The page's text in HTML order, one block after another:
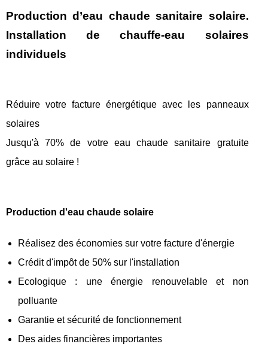
Production d’eau chaude sanitaire solaire.
Installation de chauffe-eau solaires
individuels
Réduire votre facture énergétique avec les panneaux
solaires
Jusqu'à 70% de votre eau chaude sanitaire gratuite
grâce au solaire !
Production d'eau chaude solaire
Réalisez des économies sur votre facture d'énergie
Crédit d'impôt de 50% sur l'installation
Ecologique : une énergie renouvelable et non
polluante
Garantie et sécurité de fonctionnement
Des aides financières importantes